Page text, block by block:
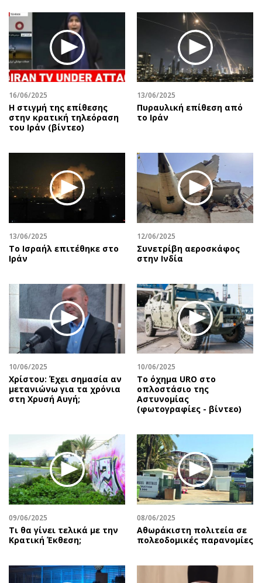
16/06/2025
Η στιγμή της επίθεσης
στην κρατική τηλεόραση
του Ιράν (βίντεο)
13/06/2025
Πυραυλική επίθεση από
το Ιράν
13/06/2025
To Ισραήλ επιτέθηκε στο
Ιράν
12/06/2025
Συνετρίβη αεροσκάφος
στην Ινδία
10/06/2025
Χρίστου: Έχει σημασία αν
μετανιώνω για τα χρόνια
στη Χρυσή Αυγή;
10/06/2025
Το όχημα URO στο
οπλοστάσιο της
Αστυνομίας
(φωτογραφίες - βίντεο)
09/06/2025
Τι θα γίνει τελικά με την
Κρατική Έκθεση;
08/06/2025
Αθωράκιστη πολιτεία σε
πολεοδομικές παρανομίες